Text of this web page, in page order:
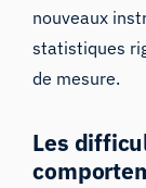
nouveaux
statistiques
de mesure.
Les